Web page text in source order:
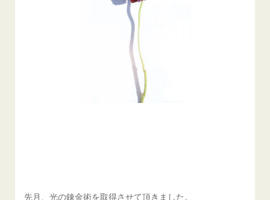
先月、光の錬金術を取得させて頂きました。